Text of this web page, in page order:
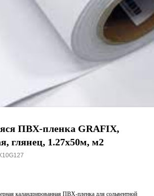
ПВХ-пленка GRAFIX,
глянец, 1.27х50м, м2
каландрированная ПВХ-пленка для сольвентной